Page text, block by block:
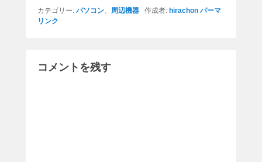
カテゴリー: パソコン、 周辺機器 作成者: hirachon パーマ
リンク
コメントを残す